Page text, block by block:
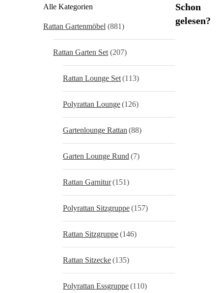
Alle Kategorien
Rattan Gartenmöbel (881)
Rattan Garten Set (207)
Rattan Lounge Set(113)
Polyrattan Lounge(126)
Gartenlounge Rattan (88)
Garten Lounge Rund (7)
Rattan Garnitur(151)
Polyrattan Sitzgruppe(157)
Rattan Sitzgruppe(146)
Rattan Sitzecke(135)
Polyrattan Essgruppe(110)
Schon
gelesen?